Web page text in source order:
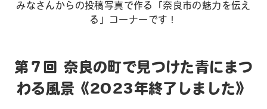
みなさんからの投稿写真で作る「奈良市の魅力を伝え
る」コーナーです！
第７回 奈良の町で見つけた青にまつ
わる風景《2023年終了しました》